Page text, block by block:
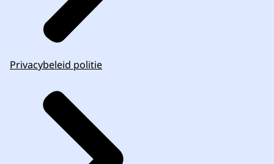
Privacybeleid politie